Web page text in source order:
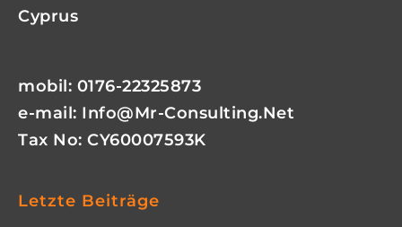
Cyprus
mobil: 0176-22325873
e-mail: Info@mr-Consulting.net
Tax No: CY60007593K
Letzte Beiträge